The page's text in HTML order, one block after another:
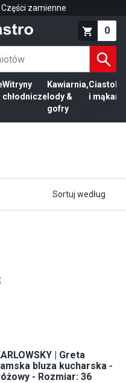
Części zamienne
0
Witryny
chłodnicze
Kawiarnia,
lody &
gofry
Ciasto
i mąka
Sortuj według
| Greta
bluza kucharska -
- Rozmiar: 36